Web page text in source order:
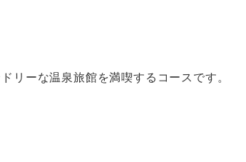
リーな温泉旅館を満喫するコースです。